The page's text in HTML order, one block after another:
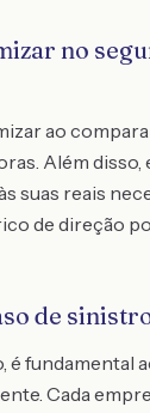
no
ao
Além disso,
suas reais
de direção
de
é fundamental
Cada